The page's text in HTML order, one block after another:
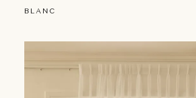
BLANC